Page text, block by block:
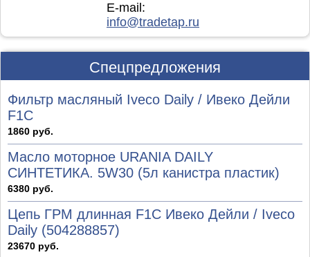
E-mail:
info@tradetap.ru
Спецпредложения
Фильтр масляный Iveco Daily / Ивеко Дейли
F1C
1860 руб.
Масло моторное URANIA DAILY
СИНТЕТИКА. 5W30 (5л канистра пластик)
6380 руб.
Цепь ГРМ длинная F1C Ивеко Дейли / Iveco
Daily (504288857)
23670 руб.